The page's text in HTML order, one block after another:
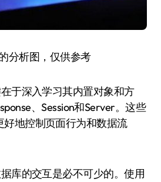
分析图，仅供参考
于深入学习其内置对象和方
、Session和Server。这些
地控制页面行为和数据流
库的交互是必不可少的。使用